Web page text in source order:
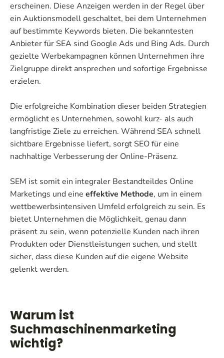
erscheinen. Diese Anzeigen werden in der Regel über
ein Auktionsmodell geschaltet, bei dem Unternehmen
auf bestimmte Keywords bieten. Die bekanntesten
Anbieter für SEA sind Google Ads und Bing Ads. Durch
gezielte Werbekampagnen können Unternehmen ihre
Zielgruppe direkt ansprechen und sofortige Ergebnisse
erzielen.
Die erfolgreiche Kombination dieser beiden Strategien
ermöglicht es Unternehmen, sowohl kurz- als auch
langfristige Ziele zu erreichen. Während SEA schnell
sichtbare Ergebnisse liefert, sorgt SEO für eine
nachhaltige Verbesserung der Online-Präsenz.
SEM ist somit ein integraler Bestandteildes Online
Marketings und eine effektive Methode, um in einem
wettbewerbsintensiven Umfeld erfolgreich zu sein. Es
bietet Unternehmen die Möglichkeit, genau dann
präsent zu sein, wenn potenzielle Kunden nach ihren
Produkten oder Dienstleistungen suchen, und stellt
sicher, dass diese Kunden auf die eigene Website
gelenkt werden.
Warum ist
Suchmaschinenmarketing
wichtig?